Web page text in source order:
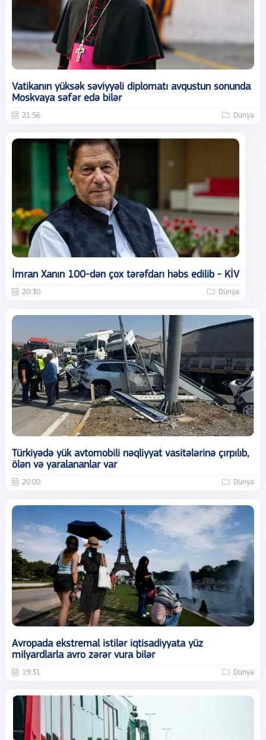
Vatikanın yüksək səviyyəli diplomatı avqustun sonunda
Moskvaya səfər edə bilər
21:56 Dünya
İmran Xanın 100-dən çox tərəfdarı həbs edilib - KİV
20:30 Dünya
Türkiyədə yük avtomobili nəqliyyat vasitələrinə çırpılıb,
ölən və yaralananlar var
20:00 Dünya
Avropada ekstremal istilər iqtisadiyyata yüz
milyardlarla avro zərər vura bilər
19:31 Dünya